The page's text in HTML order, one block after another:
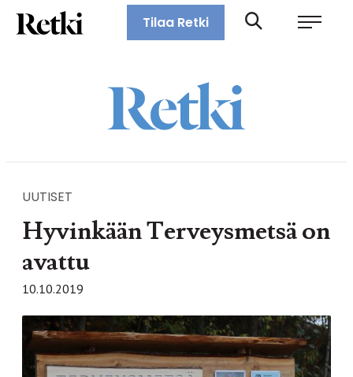
Siirry
suoraan
Retki-lehti
Tilaa Retki
UUTISET
Hyvinkään Terveysmetsä on
avattu
10.10.2019